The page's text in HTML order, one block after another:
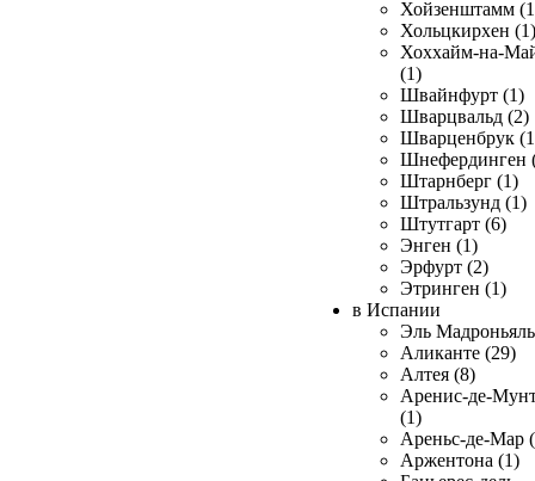
Хойзенштамм
Хольцкирхен (1)
Хоххайм-на-
(1)
Швайнфурт (1)
Шварцвальд (2)
Шварценбрук
Шнефердинген
Штарнберг (1)
Штральзунд (1)
Штутгарт (6)
Энген (1)
Эрфурт (2)
Этринген (1)
в Испании
Эль
Аликанте (29)
Алтея (8)
Аренис-де-
(1)
Ареньс-де-Мар
Аржентона (1)